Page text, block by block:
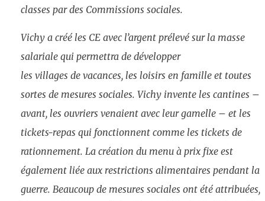
classes par des Commissions sociales.
Vichy a créé les CE avec l’argent prélevé sur la masse
salariale qui permettra de développer
les villages de vacances, les loisirs en famille et toutes
sortes de mesures sociales. Vichy invente les cantines –
avant, les ouvriers venaient avec leur gamelle – et les
tickets-repas qui fonctionnent comme les tickets de
rationnement. La création du menu à prix fixe est
également liée aux restrictions alimentaires pendant la
guerre. Beaucoup de mesures sociales ont été attribuées,